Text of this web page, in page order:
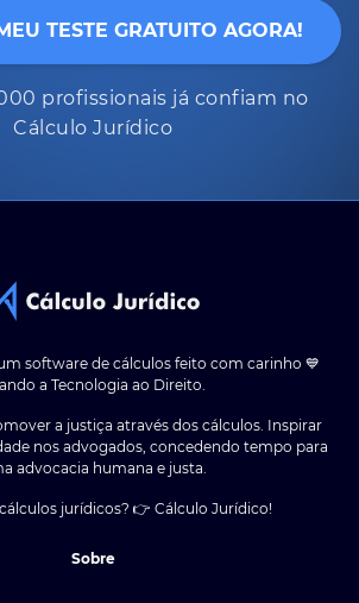
TESTE GRATUITO AGORA!
profissionais já confiam no
Cálculo Jurídico
software de cálculos feito com carinho 💙
a Tecnologia ao Direito.
a justiça através dos cálculos. Inspirar
nos advogados, concedendo tempo para
advocacia humana e justa.
jurídicos? 👉 Cálculo Jurídico!
Sobre